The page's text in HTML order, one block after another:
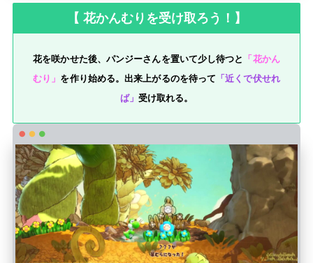
【 花かんむりを受け取ろう！】
花を咲かせた後、パンジーさんを置いて少し待つと 「花かん
むり」 を作り始める。出来上がるのを待って 「近くで伏せれ
ば」 受け取れる。